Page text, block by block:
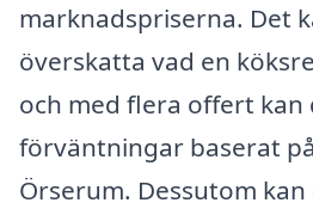
marknadspriserna. Det
överskatta vad en
och med flera offert kan
förväntningar baserat
Örserum. Dessutom